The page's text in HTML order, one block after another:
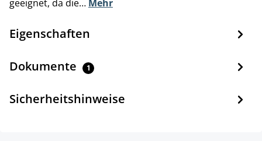
geeignet, da die… Mehr
Eigenschaften
Dokumente 1
Sicherheitshinweise